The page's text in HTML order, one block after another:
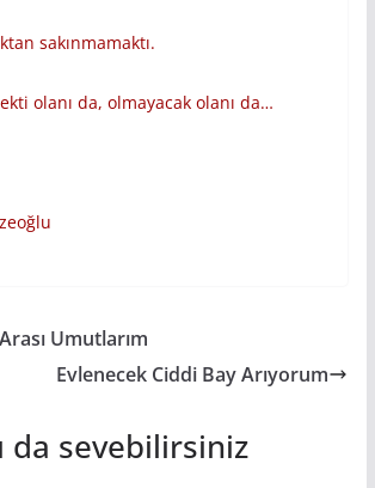
sakınmamaktı.
olanı da, olmayacak olanı da…
Umutlarım
Evlenecek Ciddi Bay Arıyorum
da sevebilirsiniz